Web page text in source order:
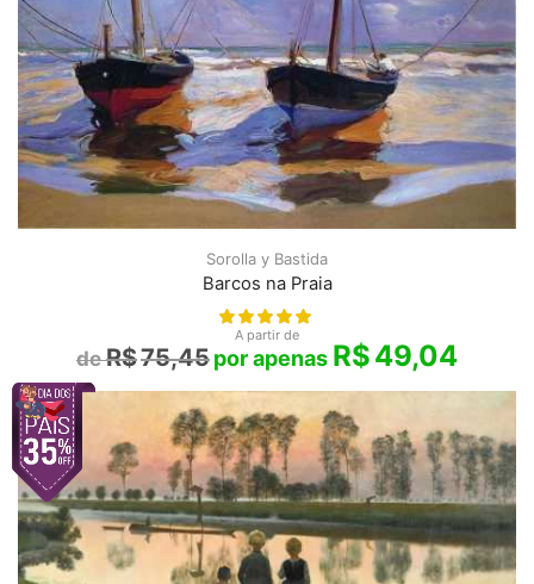
Sorolla y Bastida
Barcos na Praia
A partir de
R$75,45 R$49,04